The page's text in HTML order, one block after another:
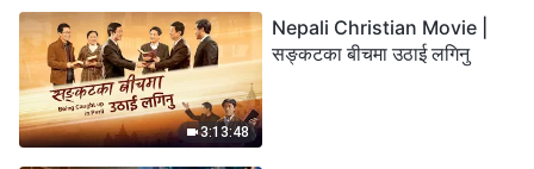
3:13:48
Nepali Christian Movie |
सङ्कटका बीचमा उठाई लगिनु